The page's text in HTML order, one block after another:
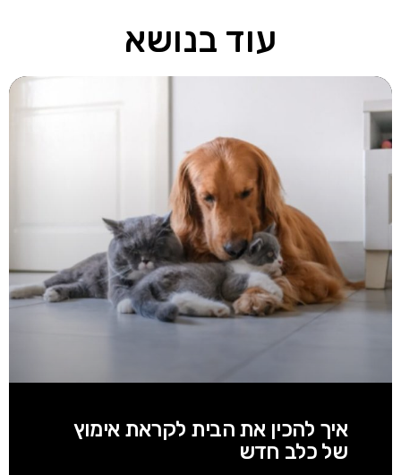
עוד בנושא
איך להכין את הבית לקראת אימוץ
של כלב חדש